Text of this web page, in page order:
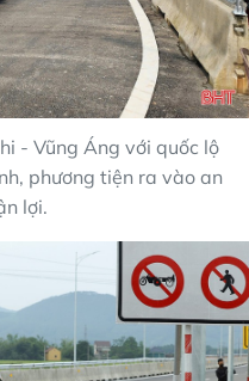
- Vũng Áng với quốc lộ
phương tiện ra vào an
lợi.